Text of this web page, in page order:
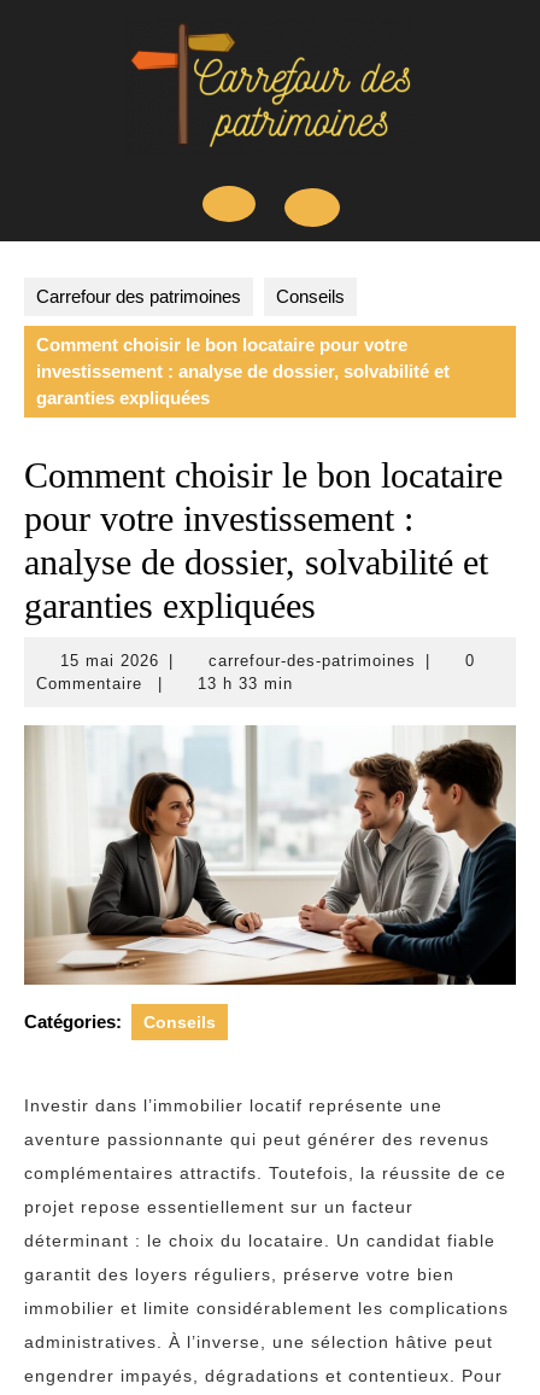
Open
Button
Carrefour des patrimoines Conseils
Comment choisir le bon locataire pour votre
investissement : analyse de dossier, solvabilité et
garanties expliquées
Comment choisir le bon locataire
pour votre investissement :
analyse de dossier, solvabilité et
garanties expliquées
15 mai 2026
15
carrefour-des-patrimoines
carrefour-
0
Commentaire
13 h 33 min
Catégories: Conseils
Investir dans l’immobilier locatif représente une
aventure passionnante qui peut générer des revenus
complémentaires attractifs. Toutefois, la réussite de ce
projet repose essentiellement sur un facteur
déterminant : le choix du locataire. Un candidat fiable
garantit des loyers réguliers, préserve votre bien
immobilier et limite considérablement les complications
administratives. À l’inverse, une sélection hâtive peut
engendrer impayés, dégradations et contentieux. Pour